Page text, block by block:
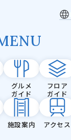
グルメ
ガイド
フロア
ガイド
施設案内 アクセス